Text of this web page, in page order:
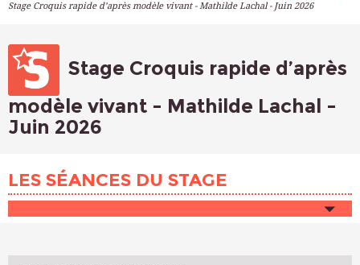
ATELIERS À L’ANNÉE
STAGES PONCTUELS
S’INSCRIRE
Stage Croquis rapide d’après modèle vivant - Mathilde Lachal - Juin 2026
Stage Croquis rapide d’après
modèle vivant - Mathilde Lachal -
Juin 2026
LES SÉANCES DU STAGE